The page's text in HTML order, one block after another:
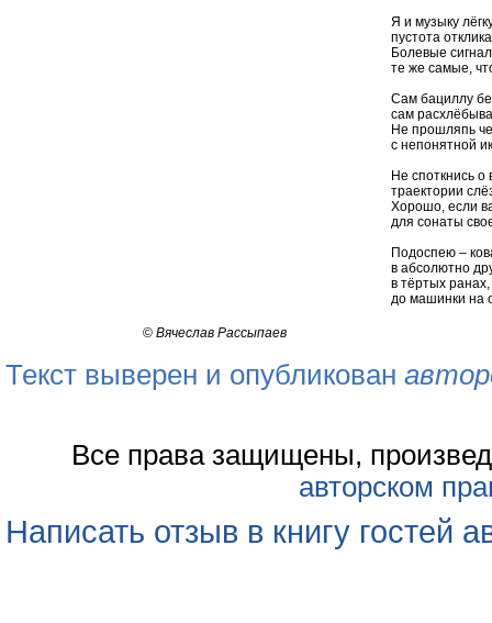
Я и музыку
пустота
Болевые
те же самые,
Сам бациллу
сам
Не прошляпь
с непонятной
Не споткнись
траектории
Хорошо, если
для сонаты
Подоспею –
в абсолютно
в тёртых
до машинки на
© Вячеслав Рассыпаев
Текст выверен и опубликован
Все права защищены,
авторском
Написать отзыв в книгу гостей